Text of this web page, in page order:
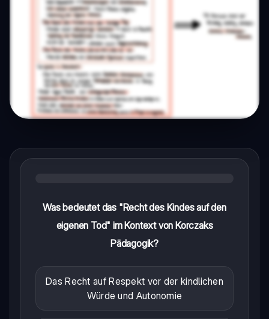
Was bedeutet das "Recht des Kindes auf den
eigenen Tod" im Kontext von Korczaks
Pädagogik?
Das Recht auf Respekt vor der kindlichen
Würde und Autonomie